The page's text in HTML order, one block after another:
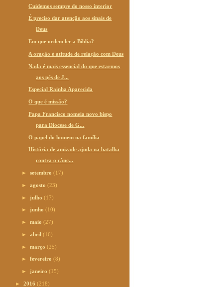
Cuidemos sempre do nosso interior
É preciso dar atenção aos sinais de
Deus
Em que ordem ler a Bíblia?
A oração é atitude de relação com Deus
Nada é mais essencial do que estarmos
aos pés de J...
Especial Rainha Aparecida
O que é missão?
Papa Francisco nomeia novo bispo
para Diocese de G...
O papel do homem na família
História de amizade ajuda na batalha
contra o cânc...
►setembro(17)
►agosto(23)
► julho(17)
► junho(10)
►maio(27)
►abril(16)
►março(25)
►fevereiro(8)
► janeiro(15)
► 2016 (218)